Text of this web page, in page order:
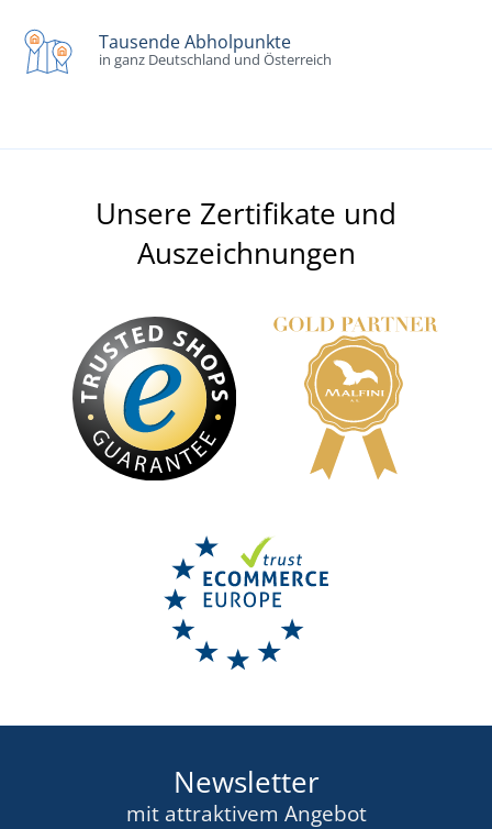
Tausende Abholpunkte
in ganz Deutschland und Österreich
Unsere Zertifikate und
Auszeichnungen
Newsletter
mit attraktivem Angebot